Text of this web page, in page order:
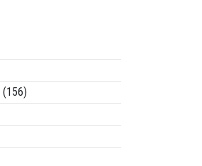
(156)